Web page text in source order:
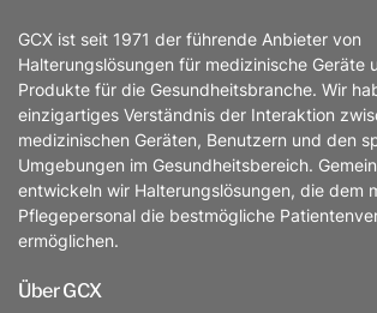
GCX ist seit 1971 der führende Anbieter von
Halterungslösungen für medizinische Geräte
Produkte für die Gesundheitsbranche. Wir
einzigartiges Verständnis der Interaktion
medizinischen Geräten, Benutzern und den
Umgebungen im Gesundheitsbereich.
entwickeln wir Halterungslösungen, die dem
Pflegepersonal die bestmögliche
ermöglichen.
Über GCX